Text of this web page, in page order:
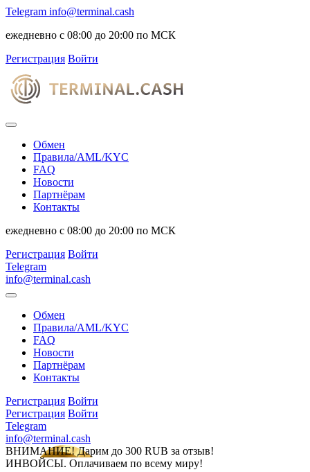
Telegram info@terminal.cash
ежедневно с 08:00 до 20:00 по МСК
Регистрация Войти
Обмен
Правила/AML/KYC
FAQ
Новости
Партнёрам
Контакты
ежедневно с 08:00 до 20:00 по МСК
Регистрация Войти
Telegram
info@terminal.cash
Обмен
Правила/AML/KYC
FAQ
Новости
Партнёрам
Контакты
Регистрация Войти
Регистрация Войти
Telegram
info@terminal.cash
ВНИМАНИЕ! Дарим до 300 RUB за отзыв!
ИНВОЙСЫ. Оплачиваем по всему миру!